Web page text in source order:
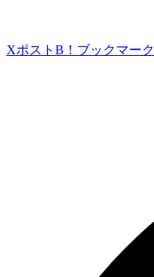
Xポスト B！ブックマーク